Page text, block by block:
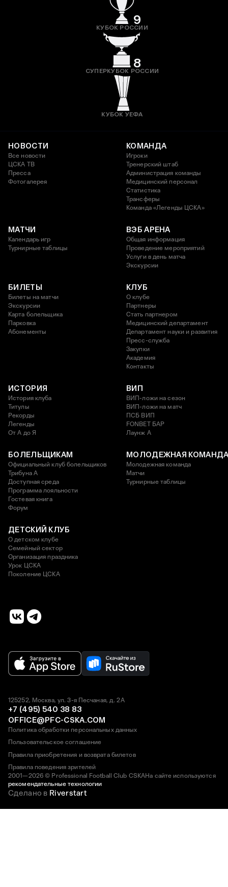
9
КУБОК РОССИИ
8
СУПЕРКУБОК РОССИИ
КУБОК УЕФА
НОВОСТИ
Все новости
ЦСКА ТВ
Пресса
Фотогалерея
КОМАНДА
Игроки
Тренерский штаб
Администрация команды
Медицинский персонал
Статистика
Трансферы
Команда «Легенды ЦСКА»
МАТЧИ
Календарь игр
Турнирные таблицы
ВЭБ АРЕНА
Общая информация
Проведение мероприятий
Услуги в день матча
Экскурсии
БИЛЕТЫ
Билеты на матчи
Экскурсии
Карта болельщика
Парковка
Абонементы
КЛУБ
О клубе
Партнеры
Стать партнером
Медицинский департамент
Департамент науки и развития
Пресс-служба
Закупки
Академия
Контакты
ИСТОРИЯ
История клуба
Титулы
Рекорды
Легенды
От А до Я
ВИП
ВИП-ложи на сезон
ВИП-ложи на матч
ПСБ ВИП
FONBET БАР
Лаунж A
БОЛЕЛЬЩИКАМ
Официальный клуб болельщиков
Трибуна А
Доступная среда
Программа лояльности
Гостевая книга
Форум
МОЛОДЕЖНАЯ
Молодежная команда
Матчи
Турнирные таблицы
ДЕТСКИЙ КЛУБ
О детском клубе
Семейный сектор
Организация праздника
Урок ЦСКА
Поколение ЦСКА
2001—2026 © Professional Football Club CSKAНа сайте используются
рекомендательные технологии
125252, Москва, ул. 3-я Песчаная, д. 2А
+7 (495) 540 38 83
OFFICE@PFC-CSKA.COM
Политика обработки персональных данных
Пользовательское соглашение
Правила приобретения и возврата билетов
Правила поведения зрителей
Сделано в Riverstart